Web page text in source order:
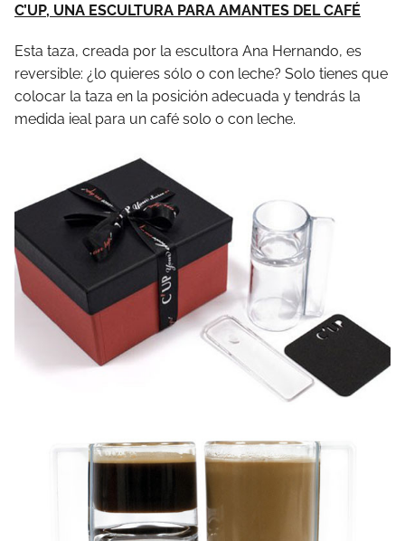
C’UP, UNA ESCULTURA PARA AMANTES DEL CAFÉ
Esta taza, creada por la escultora Ana Hernando, es
reversible: ¿lo quieres sólo o con leche? Solo tienes que
colocar la taza en la posición adecuada y tendrás la
medida ieal para un café solo o con leche.